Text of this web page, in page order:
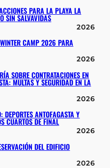
PARA LA PLAYA LA
SIN SALVAVIDAS
2026
WINTER CAMP 2026 PARA
2026
SOBRE CONTRATACIONES EN
MULTAS Y SEGURIDAD EN LA
2026
DEPORTES ANTOFAGASTA Y
CUARTOS DE FINAL
2026
DEL EDIFICIO
2026